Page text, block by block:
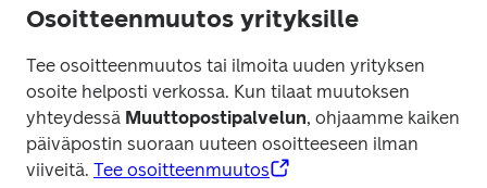
Osoitteenmuutos yrityksille
Tee osoitteenmuutos tai ilmoita uuden yrityksen
osoite helposti verkossa. Kun tilaat muutoksen
yhteydessä Muuttopostipalvelun, ohjaamme kaiken
päiväpostin suoraan uuteen osoitteeseen ilman
viiveitä. Tee osoitteenmuutos